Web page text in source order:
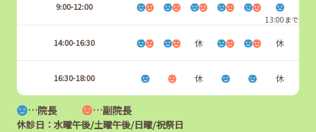
9:00-12:00
13:00まで
14:00-16:30 休 休
16:30-18:00 休 休
…院長 …副院長
休診日：水曜午後/土曜午後/日曜/祝祭日